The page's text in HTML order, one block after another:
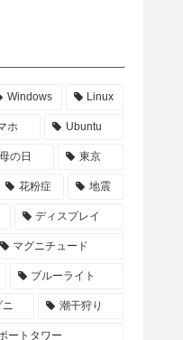
Windows Linux
ホ Ubuntu
母の日 東京
花粉症 地震
ディスプレイ
マグニチュード
ブルーライト
ニ 潮干狩り
ートタワー